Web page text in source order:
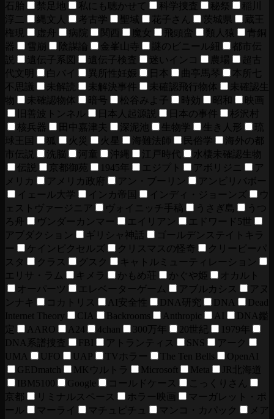
石胎
禁足地 私にも聴かせて 科学捜査 秘祭
稲川
淳二
縄文人 考古学 聖域 花子さん 茨城県
蔵王
権現
虚舟 病院 関西 魔女 飛頭蛮 類人猿
青銅
器
雪崩 陰謀論 金峯山寺 謎のビニール紐
都市伝
説
遺伝子系図 遺伝子検査 迷いインコ 農場
超古
代文明
白バイ 異所性妊娠 日本 曲亭馬琴
本所七
不思議
未解読 未解決事件 未確認飛行物体
未確認生
物
未確認物体 暗号 松谷みよ子 時効 昭和
映画
旧善波トンネル
日本人起源説 日本の事件
杉沢村
核兵器
田中嘉津夫 深泥池 生物学 生き人形
琉
球王国
狐 火災 火星 海難法師 民俗学
海外の都
市伝説
洗脳 河童 沖縄 江戸時代
水棲未確認生物
伝説
京都御苑 1945年 エジプト アボリジニ
ア
メリカ
アメリカ政府 アン・ブーリン
アンビリバボー
イェール大学
インカ帝国 インディ・ジョーンズ
ウ
ェストヴァージニア
ヴォイニッチ手稿 うさぎ島
うつ
ろ舟
ヴンダーカンマー エイリアン
エドワード5世
アブダクション
ギリシャ神話
ゴールデンステイトキラ
ー
ケインピクセルズ クリスマスの怪奇
クリーピーパ
スタ
クラス グスク
キャトルミューティレーション
エリサ・ラム
キメラ かもめ荘 かぐや姫
オカルト
オーパーツ
エレベーターゲーム アブルカシス
アヌ
ンナキ
コカトリス AI安全性 DNA研究 DNA
Dead
Internet Theory
CIA Backrooms Anthropic AI
DNA鑑
定
AARO A24 4chan 300万年 20世紀
1979年
DNA系譜捜査
FBI アトランティス SNS
アーク
UMA
UFO UAP TVホラー The Ten Bells
OpenAI
GEDmatch
MKウルトラ Microsoft Meta
JR北海道
IBM5100
Google コールドケース
こっくりさん
京都
リミナルスペース ホラー映画
マーガレット・ポ
ール
マーライ マチュピチュ マンコ・カパック
メア